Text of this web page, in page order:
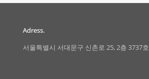
Adress.
서울특별시 서대문구 신촌로 25, 2층 3737호